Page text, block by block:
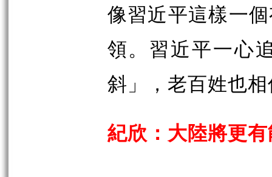
像習近平這樣一
領。習近平一心
斜」，老百姓也
紀欣：大陸將更